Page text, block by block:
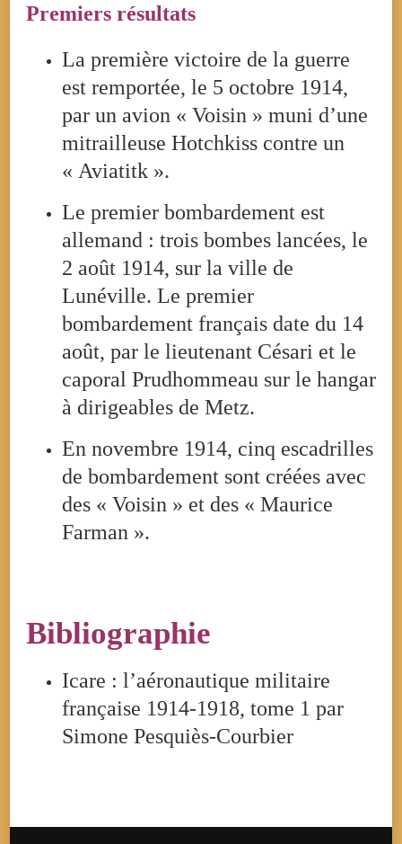
Premiers résultats
La première victoire de la guerre
est remportée, le 5 octobre 1914,
par un avion « Voisin » muni d’une
mitrailleuse Hotchkiss contre un
« Aviatitk ».
Le premier bombardement est
allemand : trois bombes lancées, le
2 août 1914, sur la ville de
Lunéville. Le premier
bombardement français date du 14
août, par le lieutenant Césari et le
caporal Prudhommeau sur le hangar
à dirigeables de Metz.
En novembre 1914, cinq escadrilles
de bombardement sont créées avec
des « Voisin » et des « Maurice
Farman ».
Bibliographie
Icare : l’aéronautique militaire
française 1914-1918, tome 1 par
Simone Pesquiès-Courbier